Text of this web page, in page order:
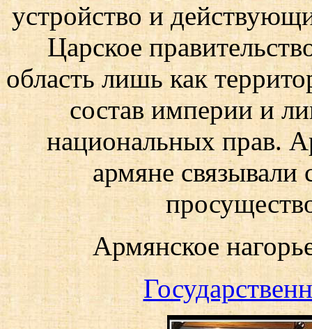
устройство и
Царское
область лишь как
состав империи и
национальных прав.
армяне
Армянское